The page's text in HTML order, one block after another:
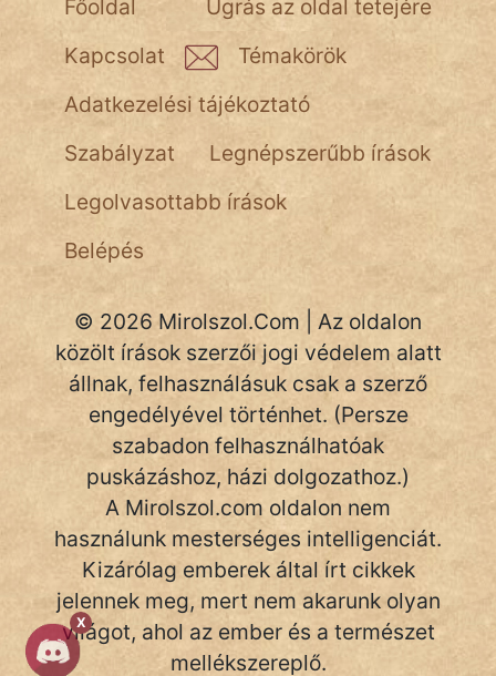
X
pszichopati
szegény legény
Hoffer Botond
szemfüles
Ugrás az oldal tetejére
Főoldal
Kapcsolat
Témakörök
Adatkezelési tájékoztató
Szabályzat
Legnépszerűbb írások
Legolvasottabb írások
Belépés
© 2026 Mirolszol.Com | Az oldalon
közölt írások szerzői jogi védelem alatt
állnak, felhasználásuk csak a szerző
engedélyével történhet. (Persze
szabadon felhasználhatóak
puskázáshoz, házi dolgozathoz.)
A Mirolszol.com oldalon nem
használunk mesterséges intelligenciát.
Kizárólag emberek által írt cikkek
jelennek meg, mert nem akarunk olyan
világot, ahol az ember és a természet
mellékszereplő.